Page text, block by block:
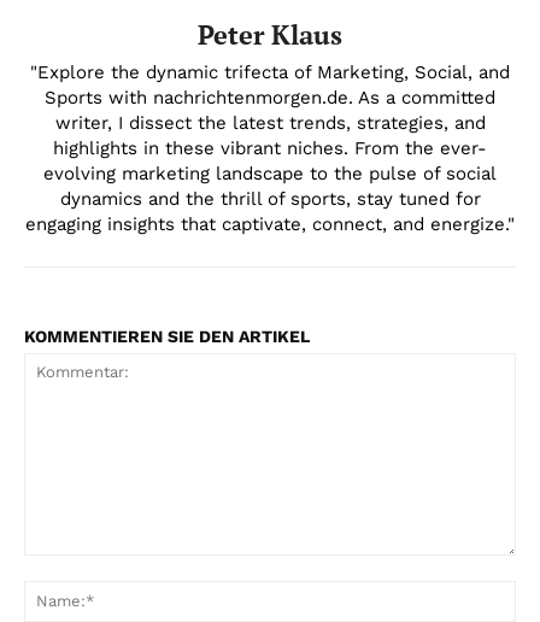
Peter Klaus
"Explore the dynamic trifecta of Marketing, Social, and
Sports with nachrichtenmorgen.de. As a committed
writer, I dissect the latest trends, strategies, and
highlights in these vibrant niches. From the ever-
evolving marketing landscape to the pulse of social
dynamics and the thrill of sports, stay tuned for
engaging insights that captivate, connect, and energize."
KOMMENTIEREN SIE DEN ARTIKEL